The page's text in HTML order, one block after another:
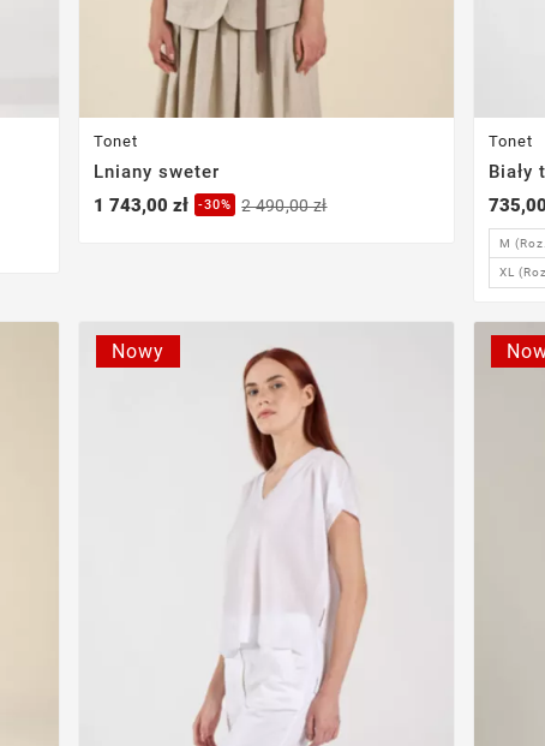
Tonet
Lniany sweter
1 743,00 zł
-30% 2 490,00 zł
Tonet
Biały
M
XL
Nowy